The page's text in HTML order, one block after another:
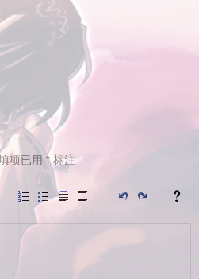
项已用 *标注